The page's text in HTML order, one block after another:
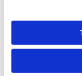
Tilmelding
Nyt hold